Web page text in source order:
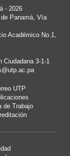
- 2026
Panamá, Vía
Académico No.1,
Ciudadana 3-1-1
UTP
de Trabajo